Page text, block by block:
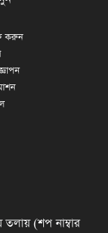
করুন
তলায় (শপ নাম্বার